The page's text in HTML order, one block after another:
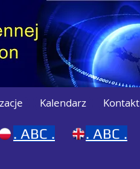
Kalendarz Kontakt
. ABC . . ABC .